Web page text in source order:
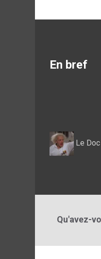
En bref
Le Doc
Qu'avez-